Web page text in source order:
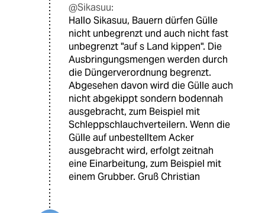
@Sikasuu:
Hallo Sikasuu, Bauern dürfen Gülle
nicht unbegrenzt und auch nicht fast
unbegrenzt "auf s Land kippen". Die
Ausbringungsmengen werden durch
die Düngerverordnung begrenzt.
Abgesehen davon wird die Gülle auch
nicht abgekippt sondern bodennah
ausgebracht, zum Beispiel mit
Schleppschlauchverteilern. Wenn die
Gülle auf unbestelltem Acker
ausgebracht wird, erfolgt zeitnah
eine Einarbeitung, zum Beispiel mit
einem Grubber. Gruß Christian